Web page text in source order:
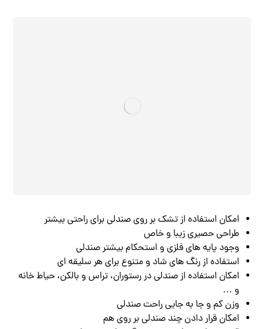
امکان استفاده از تشک بر روی صندلی برای راحتی بیشتر
طراحی حصیری زیبا و خاص
وجود پایه های فلزی و استحکام بیشتر صندلی
استفاده از رنگ های شاد و متنوع برای هر سلیقه ای
امکان استفاده از صندلی در رستوران، تراس و بالکن، حیاط خانه
و …
وزن کم و جا به جایی راحت صندلی
امکان قرار دادن چند صندلی بر روی هم